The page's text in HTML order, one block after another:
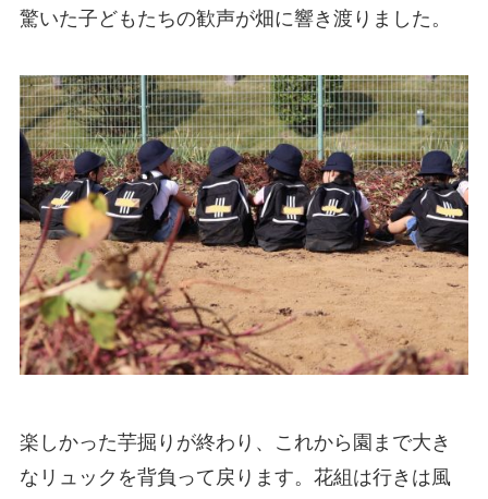
驚いた子どもたちの歓声が畑に響き渡りました。
楽しかった芋掘りが終わり、これから園まで大き
なリュックを背負って戻ります。花組は行きは風